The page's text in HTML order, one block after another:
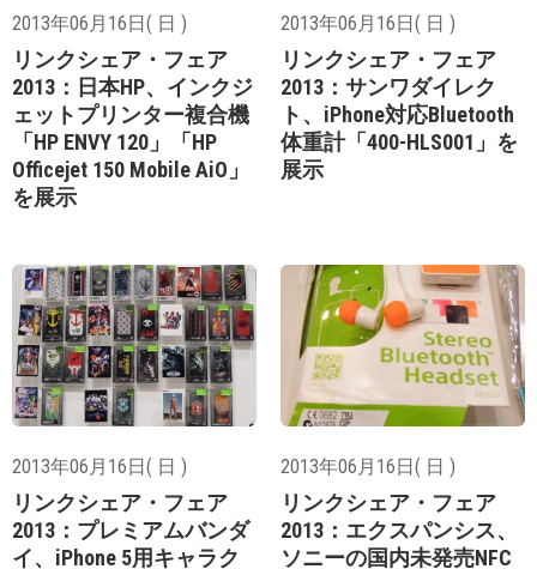
2013年06月16日( 日 )
リンクシェア・フェア
2013：日本HP、インクジ
ェットプリンター複合機
「HP ENVY 120」「HP
Officejet 150 Mobile AiO」
を展示
2013年06月16日( 日 )
リンクシェア・フェア
2013：サンワダイレク
ト、iPhone対応Bluetooth
体重計「400-HLS001」を
展示
2013年06月16日( 日 )
リンクシェア・フェア
2013：プレミアムバンダ
イ、iPhone 5用キャラク
2013年06月16日( 日 )
リンクシェア・フェア
2013：エクスパンシス、
ソニーの国内未発売NFC